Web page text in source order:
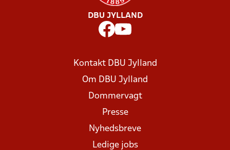
DBU JYLLAND
Kontakt DBU Jylland
Om DBU Jylland
Dommervagt
Presse
Nyhedsbreve
Ledige jobs